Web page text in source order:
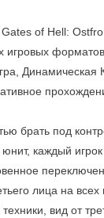
of Hell:
игровых
Динамическая
брать под
каждый
лица на всех
вид от